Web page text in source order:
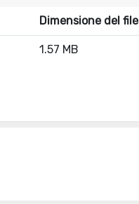
Dimensione del file
1.57 MB